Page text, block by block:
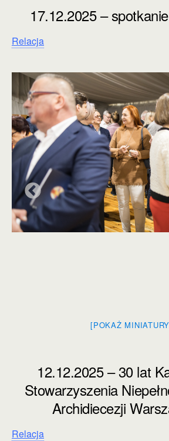
17.12.2025 –
Relacja
[POKAŻ
12.12.2025 – 30 lat
Stowarzyszenia
Archidiecezji
Relacja